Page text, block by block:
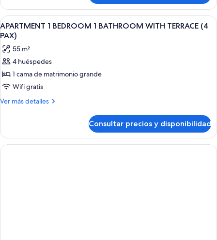
2
habitaciones,
2
baños
Abrir
todas
las
fotos
de
APARTMENT
1
BEDROOM
WITH
TERRACE
(4
2 dormitorios, colchones con
7
APARTMENT 1 BEDROOM 1 BATHROOM WITH TERRACE (4
PAX)
55 m²
4 huéspedes
1 cama de matrimonio grande
Wifi gratis
Ver más detalles
Más
1
BEDROOM
1
Consultar precios y disponibilidad